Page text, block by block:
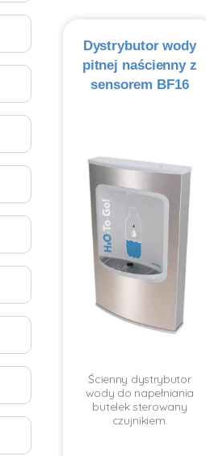
Dystrybutor wody
pitnej naścienny z
sensorem BF16
Ścienny dystrybutor
wody do napełniania
butelek sterowany
czujnikiem.